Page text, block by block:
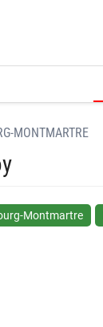
MONTMARTRE
Montmartre